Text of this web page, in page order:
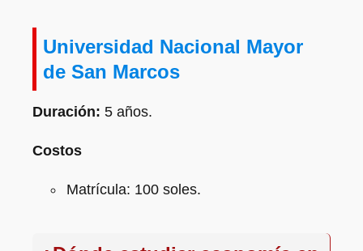
Universidad Nacional Mayor
de San Marcos
Duración: 5 años.
Costos
Matrícula: 100 soles.